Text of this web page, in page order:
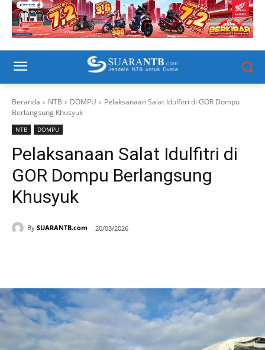
Beranda NTB DOMPU
Pelaksanaan Salat Idulfitri di GOR Dompu
Berlangsung Khusyuk
NTB DOMPU
Pelaksanaan Salat Idulfitri di
GOR Dompu Berlangsung
Khusyuk
By SUARANTB.com 20/03/2026